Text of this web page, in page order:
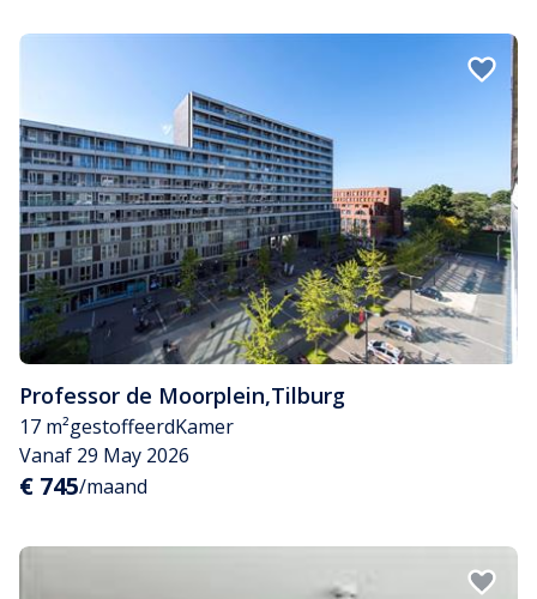
Professor de Moorplein,Tilburg
17 m²gestoffeerdKamer
Vanaf 29 May 2026
€ 745/maand